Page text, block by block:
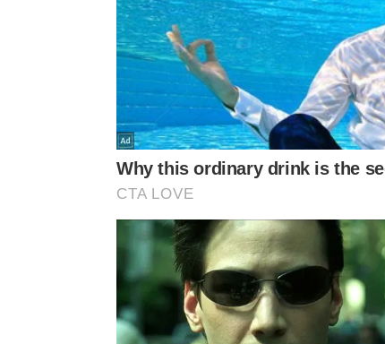
facilidade, use menos azeite. O ideal é aplicar
o couro cabeludo oleoso.